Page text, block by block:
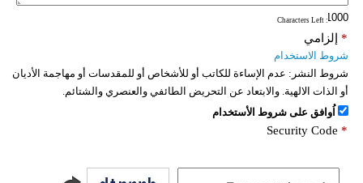
: Characters Left
إلزامي *
شروط الاستخدام
شروط النشر: عدم الإساءة للكاتب أو للأشخاص أو للمقدسات أو مهاجمة الأديان
أو الذات الالهية. والابتعاد عن التحريض الطائفي والعنصري والشتائم.
اُوافق على شروط الأستخدام
Security Code *